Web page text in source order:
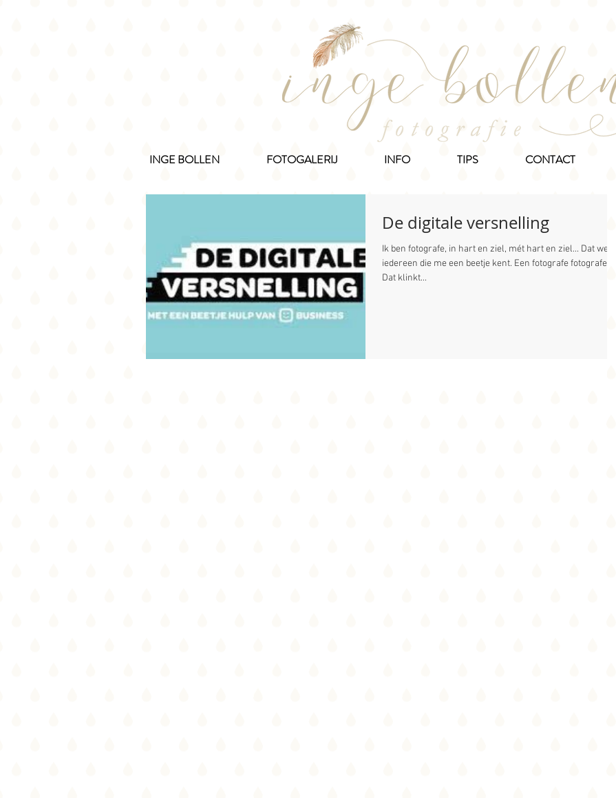
INGE BOLLEN FOTOGALERIJ INFO TIPS CONTACT
De digitale versnelling
Ik ben fotografe, in hart en ziel, mét hart en ziel... Dat weet
iedereen die me een beetje kent. Een fotografe fotografeert.
Dat klinkt...